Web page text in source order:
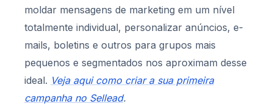
moldar mensagens de marketing em um nível
totalmente individual, personalizar anúncios, e-
mails, boletins e outros para grupos mais
pequenos e segmentados nos aproximam desse
ideal. Veja aqui como criar a sua primeira
campanha no Sellead.